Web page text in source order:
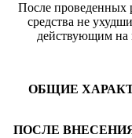
После проведенных
средства не
действующим на
ОБЩИЕ
ПОСЛЕ